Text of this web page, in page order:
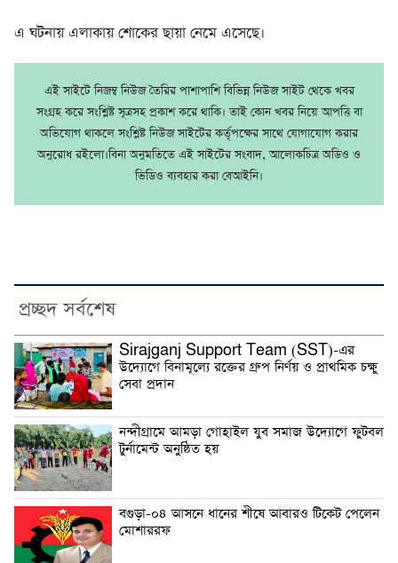
এ ঘটনায় এলাকায় শোকের ছায়া নেমে এসেছে।
এই সাইটে নিজম্ব নিউজ তৈরির পাশাপাশি বিভিন্ন নিউজ সাইট থেকে খবর
সংগ্রহ করে সংশ্লিষ্ট সূত্রসহ প্রকাশ করে থাকি। তাই কোন খবর নিয়ে আপত্তি বা
অভিযোগ থাকলে সংশ্লিষ্ট নিউজ সাইটের কর্তৃপক্ষের সাথে যোগাযোগ করার
অনুরোধ রইলো।বিনা অনুমতিতে এই সাইটের সংবাদ, আলোকচিত্র অডিও ও
ভিডিও ব্যবহার করা বেআইনি।
প্রচ্ছদ সর্বশেষ
Sirajganj Support Team (SST)-এর
উদ্যোগে বিনামূল্যে রক্তের গ্রুপ নির্ণয় ও প্রাথমিক চক্ষু
সেবা প্রদান
নন্দীগ্রামে আমড়া গোহাইল যুব সমাজ উদ্যোগে ফুটবল
টুর্নামেন্ট অনুষ্ঠিত হয়
বগুড়া-০৪ আসনে ধানের শীষে আবারও টিকেট পেলেন
মোশাররফ